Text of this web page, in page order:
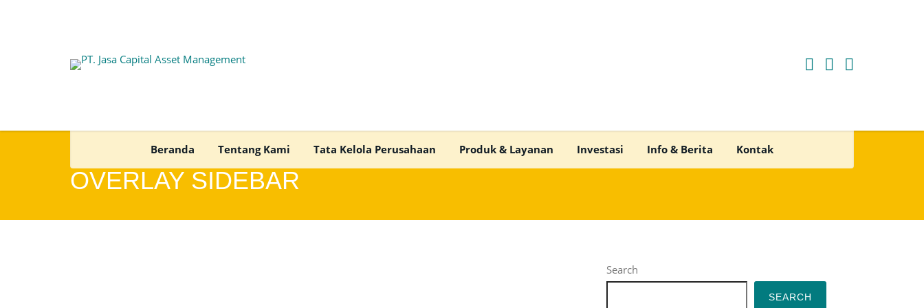
Beranda Tentang Kami Tata Kelola Perusahaan Produk & Layanan Investasi Info & Berita Kontak
OVERLAY SIDEBAR
Search
SEARCH